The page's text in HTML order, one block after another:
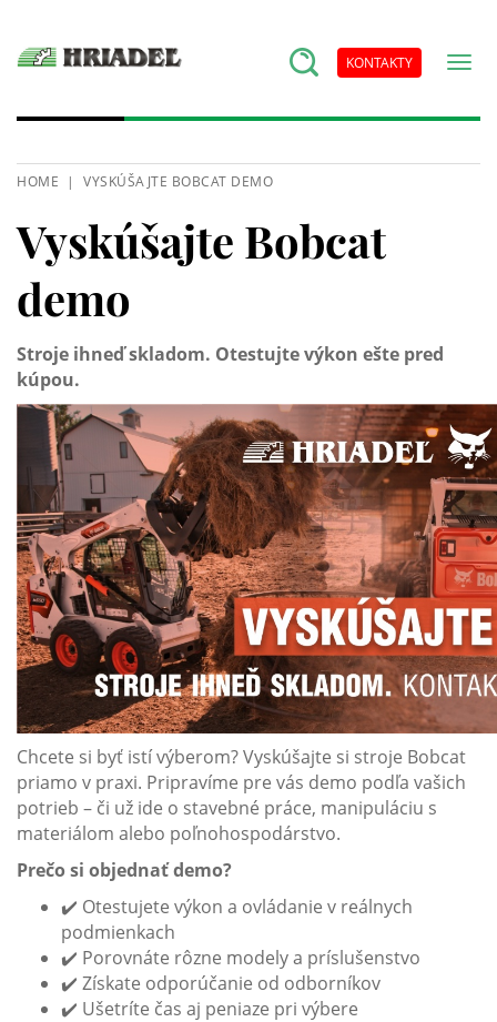
KONTAKTY
HOME VYSKÚŠAJTE BOBCAT DEMO
Vyskúšajte Bobcat
demo
Stroje ihneď skladom. Otestujte výkon ešte pred
kúpou.
Chcete si byť istí výberom? Vyskúšajte si stroje Bobcat
priamo v praxi. Pripravíme pre vás demo podľa vašich
potrieb – či už ide o stavebné práce, manipuláciu s
materiálom alebo poľnohospodárstvo.
Prečo si objednať demo?
✔️ Otestujete výkon a ovládanie v reálnych
podmienkach
✔️ Porovnáte rôzne modely a príslušenstvo
✔️ Získate odporúčanie od odborníkov
✔️ Ušetríte čas aj peniaze pri výbere